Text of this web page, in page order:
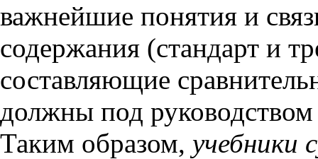
важнейшие понятия и
содержания (стандарт и
составляющие
должны под руководством
Таким образом, учебники